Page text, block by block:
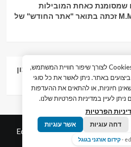
שמסומנת כאחת המובילות
בישראל: מירי מ־M.MEDIA זכתה בתואר "אתר החודש" של
– הדרך לצמיחה כלכלית וניהול נכון
המאה ה-21 |
Edigital.co.ilby
דיגיטל.
אנו משתמשים בקובצי Cookies לצורך שיפור חוויית המשתמש,
באתר. ניתן לאשר את כל סוגי
חיוניות, או להתאים את ההעדפות
לעיין במדיניות הפרטיות שלנו.
הפרטיות
דחה עוגיות אשר עוגיות
קידום אורגני בגוגל